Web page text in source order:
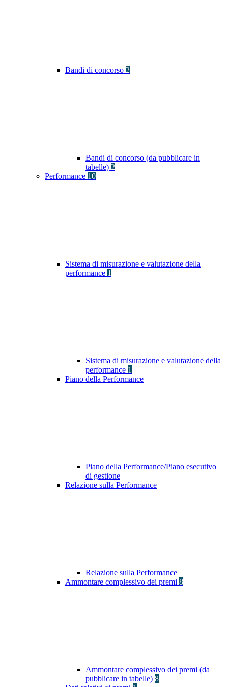
Bandi di concorso 2
Bandi di concorso (da pubblicare in
tabelle) 2
Performance 10
Sistema di misurazione e valutazione della
performance 1
Sistema di misurazione e valutazione della
performance 1
Piano della Performance
Piano della Performance/Piano esecutivo
di gestione
Relazione sulla Performance
Relazione sulla Performance
Ammontare complessivo dei premi 8
Ammontare complessivo dei premi (da
pubblicare in tabelle) 8